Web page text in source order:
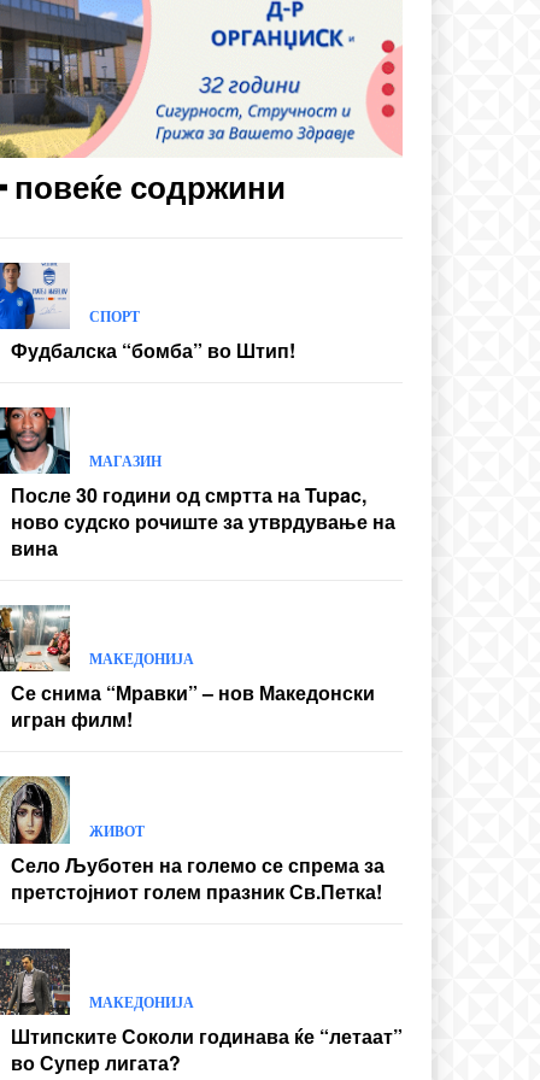
повеќе содржини
СПОРТ
Фудбалска “бомба” во Штип!
МАГАЗИН
После 30 години од смртта на Tupac,
ново судско рочиште за утврдување на
вина
МАКЕДОНИЈА
Се снима “Мравки” – нов Македонски
игран филм!
ЖИВОТ
Село Љуботен на големо се спрема за
претстојниот голем празник Св.Петка!
МАКЕДОНИЈА
Штипските Соколи годинава ќе “летаат”
во Супер лигата?